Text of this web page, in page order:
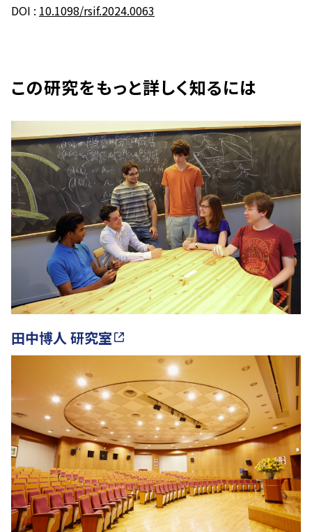
DOI : 10.1098/rsif.2024.0063
この研究をもっと詳しく知るには
田中博人 研究室